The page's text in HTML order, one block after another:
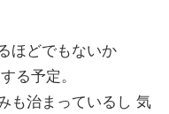
ほどでもないか
る予定。
も治まっているし 気